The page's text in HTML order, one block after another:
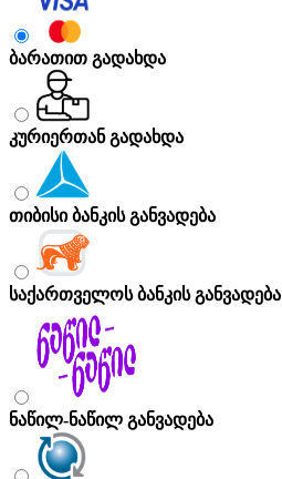
ბარათით გადახდა
კურიერთან გადახდა
თიბისი ბანკის განვადება
საქართველოს ბანკის განვადება
ნაწილ-ნაწილ განვადება